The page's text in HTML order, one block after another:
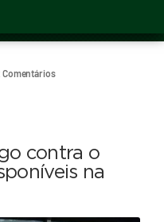
Comentários
contra o
na